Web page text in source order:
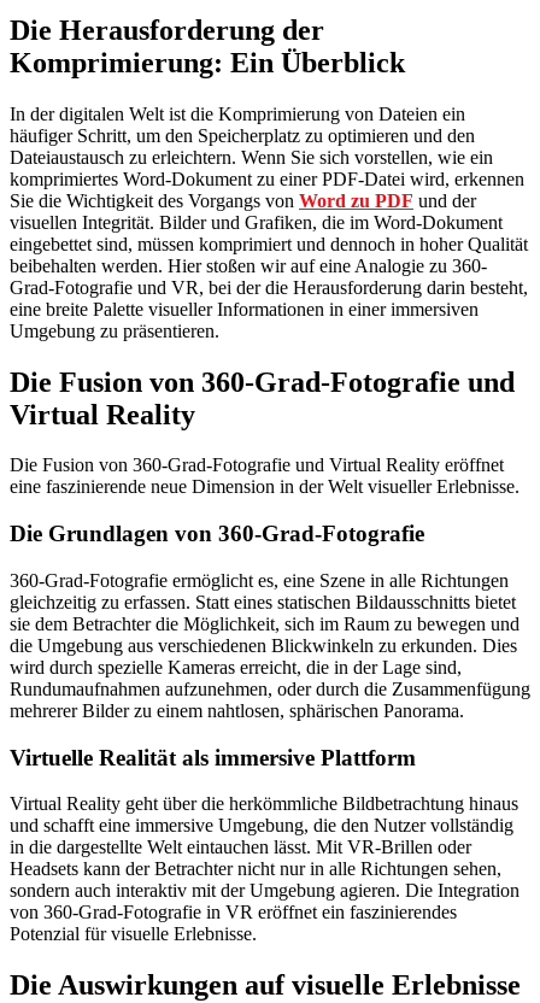
Die Herausforderung der
Komprimierung: Ein Überblick
In der digitalen Welt ist die Komprimierung von Dateien ein
häufiger Schritt, um den Speicherplatz zu optimieren und den
Dateiaustausch zu erleichtern. Wenn Sie sich vorstellen, wie ein
komprimiertes Word-Dokument zu einer PDF-Datei wird, erkennen
Sie die Wichtigkeit des Vorgangs von Word zu PDF und der
visuellen Integrität. Bilder und Grafiken, die im Word-Dokument
eingebettet sind, müssen komprimiert und dennoch in hoher Qualität
beibehalten werden. Hier stoßen wir auf eine Analogie zu 360-
Grad-Fotografie und VR, bei der die Herausforderung darin besteht,
eine breite Palette visueller Informationen in einer immersiven
Umgebung zu präsentieren.
Die Fusion von 360-Grad-Fotografie und
Virtual Reality
Die Fusion von 360-Grad-Fotografie und Virtual Reality eröffnet
eine faszinierende neue Dimension in der Welt visueller Erlebnisse.
Die Grundlagen von 360-Grad-Fotografie
360-Grad-Fotografie ermöglicht es, eine Szene in alle Richtungen
gleichzeitig zu erfassen. Statt eines statischen Bildausschnitts bietet
sie dem Betrachter die Möglichkeit, sich im Raum zu bewegen und
die Umgebung aus verschiedenen Blickwinkeln zu erkunden. Dies
wird durch spezielle Kameras erreicht, die in der Lage sind,
Rundumaufnahmen aufzunehmen, oder durch die Zusammenfügung
mehrerer Bilder zu einem nahtlosen, sphärischen Panorama.
Virtuelle Realität als immersive Plattform
Virtual Reality geht über die herkömmliche Bildbetrachtung hinaus
und schafft eine immersive Umgebung, die den Nutzer vollständig
in die dargestellte Welt eintauchen lässt. Mit VR-Brillen oder
Headsets kann der Betrachter nicht nur in alle Richtungen sehen,
sondern auch interaktiv mit der Umgebung agieren. Die Integration
von 360-Grad-Fotografie in VR eröffnet ein faszinierendes
Potenzial für visuelle Erlebnisse.
Die Auswirkungen auf visuelle Erlebnisse